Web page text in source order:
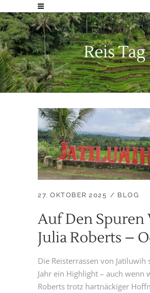
Reis Tag
27. OKTOBER 2025 BLOG
Auf Den Spuren
Julia Roberts –
Die Reisterrassen von Jatiluwih
Jahr ein Highlight – auch wenn
Roberts trotz hartnäckiger